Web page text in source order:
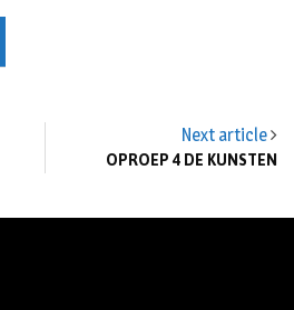
Next article
OPROEP 4 DE KUNSTEN